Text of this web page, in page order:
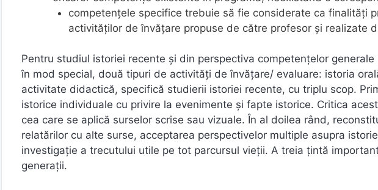
competenţele specifice trebuie să fie considerate ca finalităţi
activităţilor de învăţare propuse de către profesor şi realizate
Pentru studiul istoriei recente şi din perspectiva competenţelor
în mod special, două tipuri de activităţi de învăţare/ evaluare: istoria
activitate didactică, specifică studierii istoriei recente, cu triplu scop.
istorice individuale cu privire la evenimente şi fapte istorice. Critica
cea care se aplică surselor scrise sau vizuale. În al doilea rând,
relatărilor cu alte surse, acceptarea perspectivelor multiple asupra
investigaţie a trecutului utile pe tot parcursul vieţii. A treia ţintă
generaţii.